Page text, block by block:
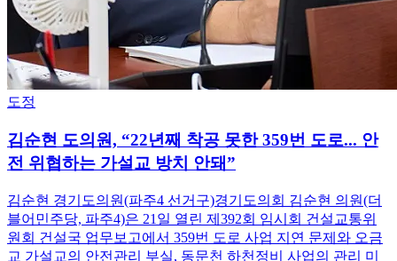
도정
김순현 도의원, “22년째 착공 못한 359번 도로... 안
전 위협하는 가설교 방치 안돼”
김순현 경기도의원(파주4 선거구)경기도의회 김순현 의원(더
블어민주당, 파주4)은 21일 열린 제392회 임시회 건설교통위
원회 건설국 업무보고에서 359번 도로 사업 지연 문제와 오금
교 가설교의 안전관리 부실, 동문천 하천정비 사업의 관리 미